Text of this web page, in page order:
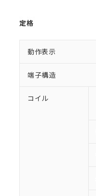
定格
動作表示
端子構造
コイル